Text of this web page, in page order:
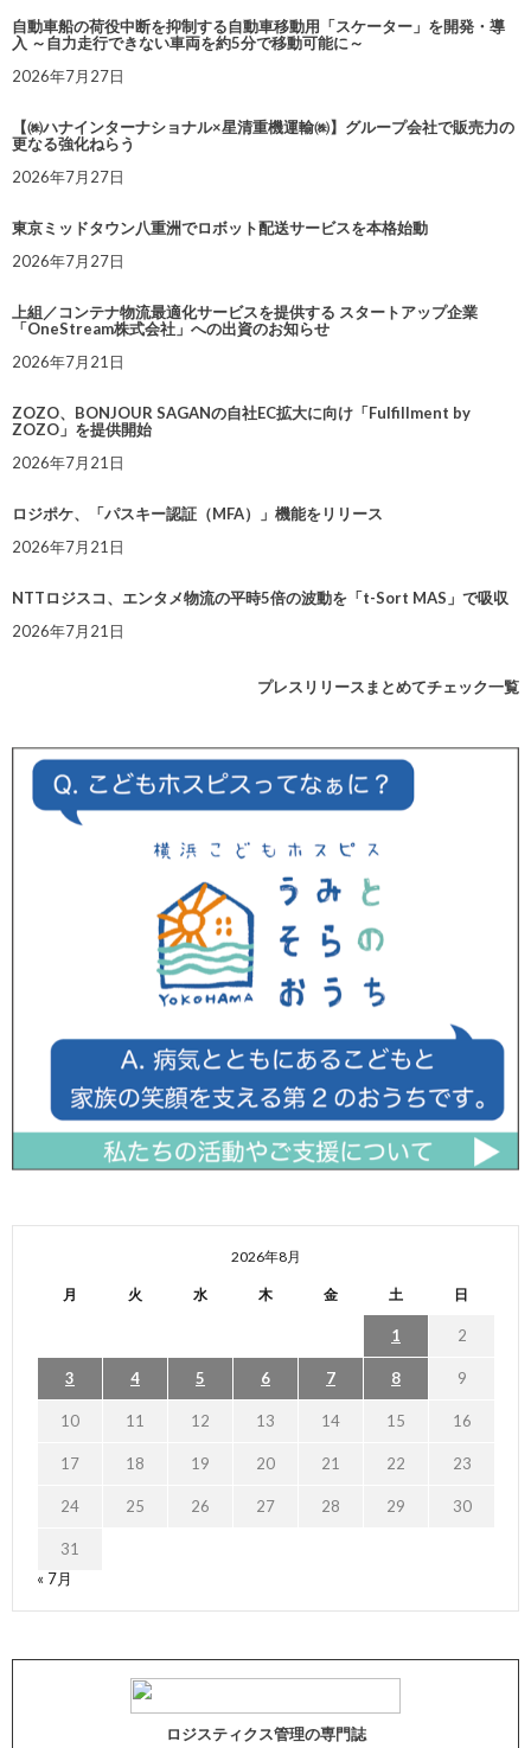
自動車船の荷役中断を抑制する自動車移動用「スケーター」を開発・導
入 ～自力走行できない車両を約5分で移動可能に～
2026年7月27日
【㈱ハナインターナショナル×星清重機運輸㈱】グループ会社で販売力の
更なる強化ねらう
2026年7月27日
東京ミッドタウン八重洲でロボット配送サービスを本格始動
2026年7月27日
上組／コンテナ物流最適化サービスを提供する スタートアップ企業
「OneStream株式会社」への出資のお知らせ
2026年7月21日
ZOZO、BONJOUR SAGANの自社EC拡大に向け「Fulfillment by
ZOZO」を提供開始
2026年7月21日
ロジポケ、「パスキー認証（MFA）」機能をリリース
2026年7月21日
NTTロジスコ、エンタメ物流の平時5倍の波動を「t-Sort MAS」で吸収
2026年7月21日
プレスリリースまとめてチェック一覧
2026年8月
月 火 水 木 金 土 日
1 2
3 4 5 6 7 8 9
10 11 12 13 14 15 16
17 18 19 20 21 22 23
24 25 26 27 28 29 30
31
« 7月
ロジスティクス管理の専門誌